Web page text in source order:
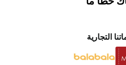
التجارية